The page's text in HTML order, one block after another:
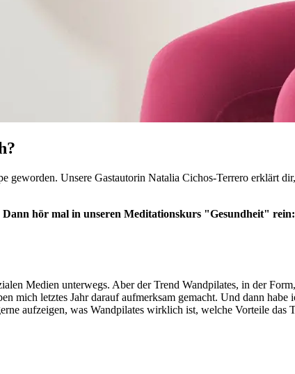
geworden. Unsere Gastautorin Natalia Cichos-Terrero erklärt
hör mal in unseren Meditationskurs "Gesundheit" rein:
Medien unterwegs. Aber der Trend Wandpilates, in der
mich letztes Jahr darauf aufmerksam gemacht. Und dann
aufzeigen, was Wandpilates wirklich ist, welche Vorteile